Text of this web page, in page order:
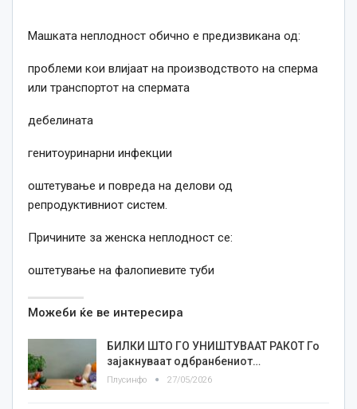
Машката неплодност обично е предизвикана од:
проблеми кои влијаат на производството на сперма
или транспортот на спермата
дебелината
генитоуринарни инфекции
оштетување и повреда на делови од
репродуктивниот систем.
Причините за женска неплодност се:
оштетување на фалопиевите туби
Можеби ќе ве интересира
БИЛКИ ШТО ГО УНИШТУВААТ РАКОТ Го
зајакнуваат одбранбениот…
Плусинфо 27/05/2026